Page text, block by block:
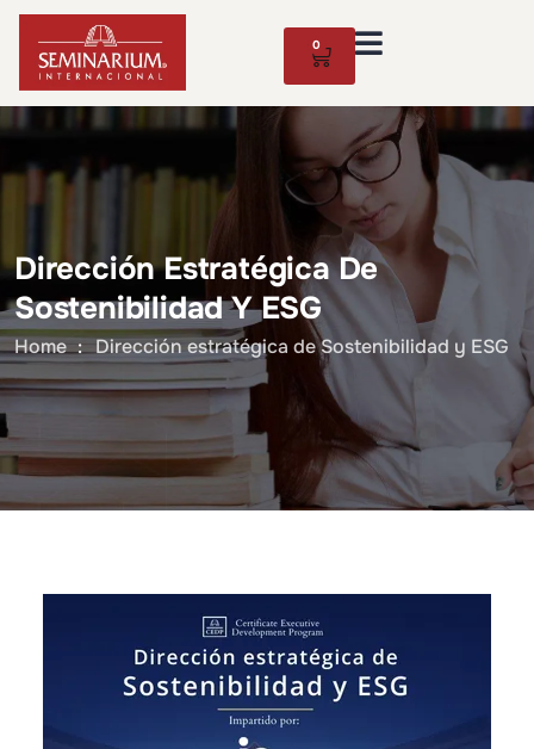
0
Dirección Estratégica De
Sostenibilidad Y ESG
Home Dirección estratégica de Sostenibilidad y ESG